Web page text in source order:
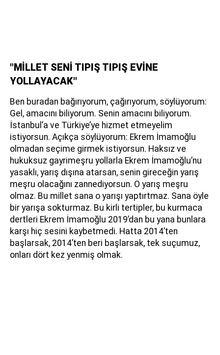
"MİLLET SENİ TIPIŞ TIPIŞ EVİNE
YOLLAYACAK"
Ben buradan bağırıyorum, çağırıyorum, söylüyorum:
Gel, amacını biliyorum. Senin amacını biliyorum.
İstanbul’a ve Türkiye’ye hizmet etmeyelim
istiyorsun. Açıkça söylüyorum: Ekrem İmamoğlu
olmadan seçime girmek istiyorsun. Haksız ve
hukuksuz gayrimeşru yollarla Ekrem İmamoğlu’nu
yasaklı, yarış dışına atarsan, senin gireceğin yarış
meşru olacağını zannediyorsun. O yarış meşru
olmaz. Bu millet sana o yarışı yaptırtmaz. Sana öyle
bir yarışa sokturmaz. Bu kirli tertipler, bu kurmaca
dertleri Ekrem İmamoğlu 2019’dan bu yana bunlara
karşı hiç sesini kaybetmedi. Hatta 2014’ten
başlarsak, 2014’ten beri başlarsak, tek suçumuz,
onları dört kez yenmiş olmak.